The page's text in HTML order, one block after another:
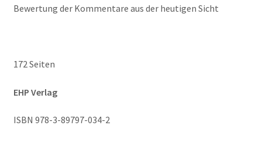
Bewertung der Kommentare aus der heutigen Sicht
172 Seiten
EHP Verlag
ISBN 978-3-89797-034-2